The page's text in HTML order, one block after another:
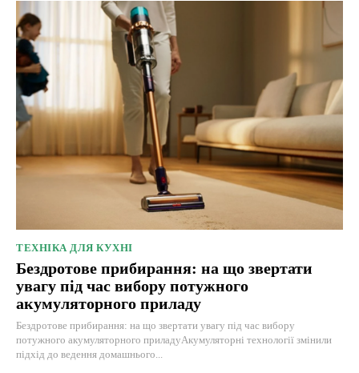
ТЕХНІКА ДЛЯ КУХНІ
Бездротове прибирання: на що звертати
увагу під час вибору потужного
акумуляторного приладу
Бездротове прибирання: на що звертати увагу під час вибору
потужного акумуляторного приладуАкумуляторні технології змінили
підхід до ведення домашнього...